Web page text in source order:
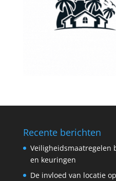
Recente berichten
Veiligheidsmaatregelen
en keuringen
De invloed van locatie